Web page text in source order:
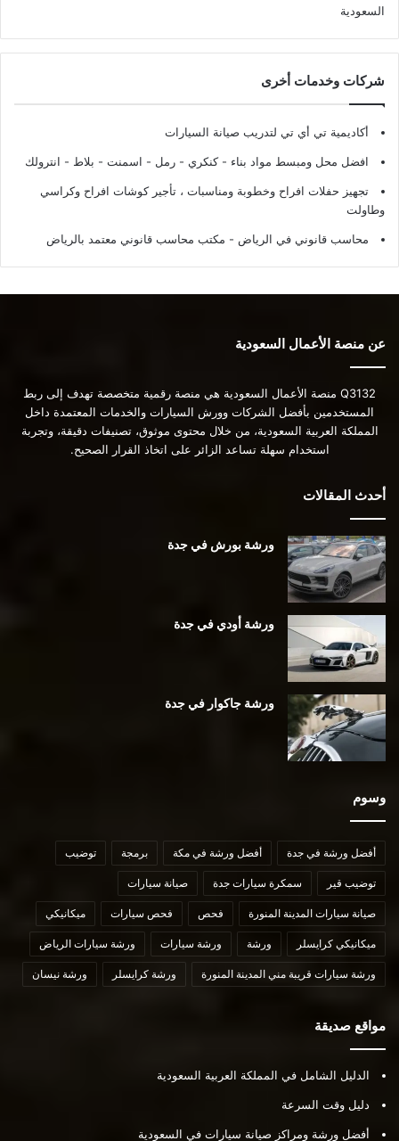
السعودية
شركات وخدمات أخرى
أكاديمية تي أي تي لتدريب صيانة السيارات
افضل محل ومبسط مواد بناء - كنكري - رمل - اسمنت - بلاط - انترولك
تجهيز حفلات افراح وخطوبة ومناسبات ، تأجير كوشات افراح وكراسي
وطاولت
محاسب قانوني في الرياض - مكتب محاسب قانوني معتمد بالرياض
عن منصة الأعمال السعودية
Q3132 منصة الأعمال السعودية هي منصة رقمية متخصصة تهدف إلى ربط
المستخدمين بأفضل الشركات وورش السيارات والخدمات المعتمدة داخل
المملكة العربية السعودية، من خلال محتوى موثوق، تصنيفات دقيقة، وتجربة
استخدام سهلة تساعد الزائر على اتخاذ القرار الصحيح.
أحدث المقالات
ورشة بورش في جدة
ورشة أودي في جدة
ورشة جاكوار في جدة
وسوم
أفضل ورشة في جدة أفضل ورشة في مكة برمجة توضيب
توضيب قير سمكرة سيارات جدة صيانة سيارات
صيانة سيارات المدينة المنورة فحص فحص سيارات ميكانيكي
ميكانيكي كرايسلر ورشة ورشة سيارات ورشة سيارات الرياض
ورشة سيارات قريبة مني المدينة المنورة ورشة كرايسلر ورشة نيسان
مواقع صديقة
الدليل الشامل في المملكة العربية السعودية
دليل وقت السرعة
أفضل ورشة ومراكز صيانة سيارات في السعودية